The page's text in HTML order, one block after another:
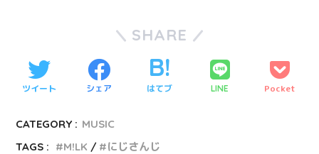
SHARE
ツイート シェア はてブ LINE Pocket
CATEGORY : MUSIC
TAGS :
M!LK にじさんじ